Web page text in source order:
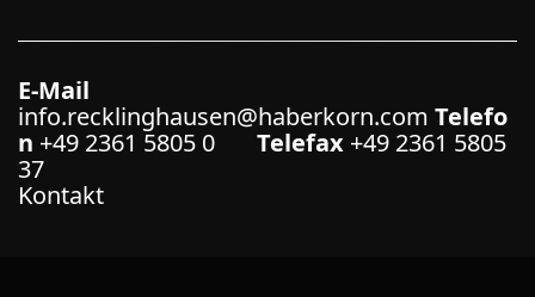
E-Mail
info.recklinghausen@haberkorn.com Telefo
n +49 2361 5805 0 Telefax +49 2361 5805
37
Kontakt